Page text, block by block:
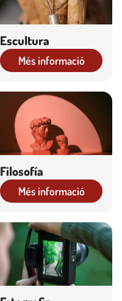
Escultura
Més informació
Filosofía
Més informació